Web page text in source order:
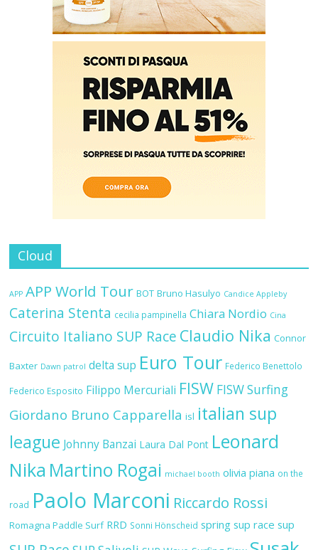
Cloud
APP APP World Tour BOT Bruno Hasulyo Candice Appleby
Caterina Stenta cecilia pampinella Chiara Nordio Cina
Circuito Italiano SUP Race Claudio Nika Connor
Baxter Dawn patrol delta sup Euro Tour Federico Benettolo
Federico Esposito Filippo Mercuriali FISW FISW Surfing
Giordano Bruno Capparella isl italian sup
league Johnny Banzai Laura Dal Pont Leonard
Nika Martino Rogai michael booth olivia piana on the
road Paolo Marconi Riccardo Rossi
Romagna Paddle Surf RRD Sonni Hönscheid spring sup race sup